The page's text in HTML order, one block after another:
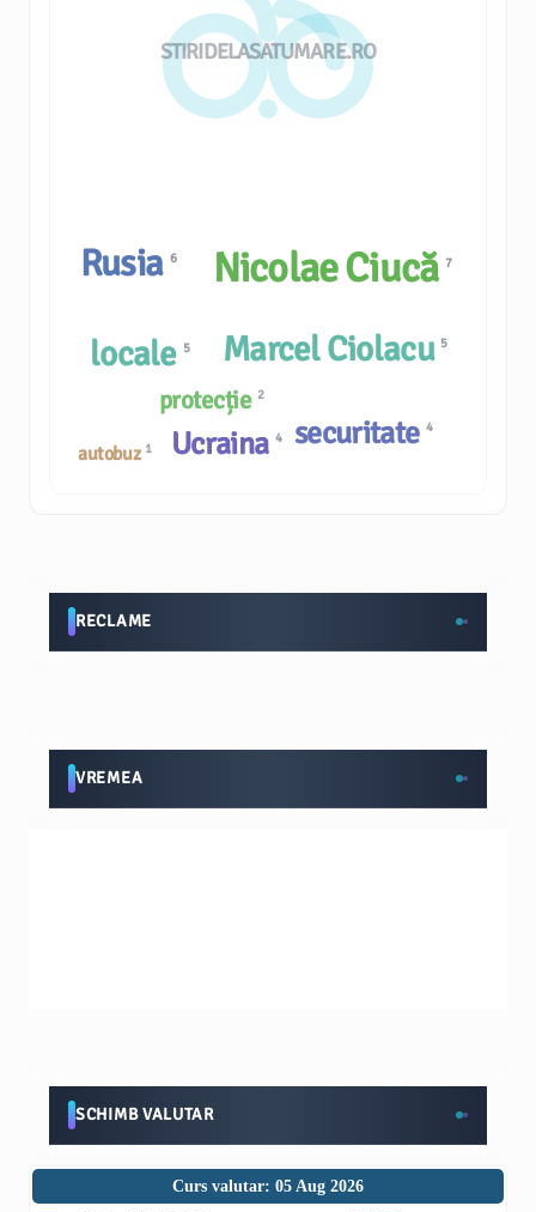
STIRIDELASATUMARE.RO
Rusia6 Nicolae Ciucă7
securitate 4
protecție 2
Ucraina 4
autobuz 1
Marcel Ciolacu 5
locale 5
RECLAME
VREMEA
SCHIMB VALUTAR
Curs valutar: 05 Aug 2026